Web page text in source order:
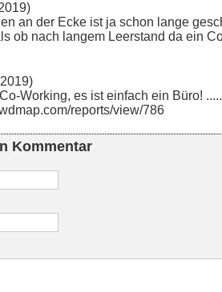
an der Ecke ist ja schon lange
ob nach langem Leerstand da ein
Working, es ist einfach ein Büro!
reports/view/786
Kommentar